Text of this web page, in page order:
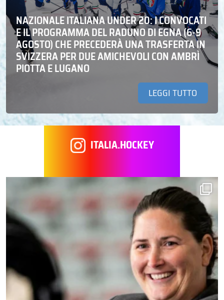
NAZIONALE ITALIANA UNDER 20: I CONVOCATI
E IL PROGRAMMA DEL RADUNO DI EGNA (6-9
AGOSTO) CHE PRECEDERÀ UNA TRASFERTA IN
SVIZZERA PER DUE AMICHEVOLI CON AMBRÌ
PIOTTA E LUGANO
LEGGI TUTTO
ITALIA.HOCKEY